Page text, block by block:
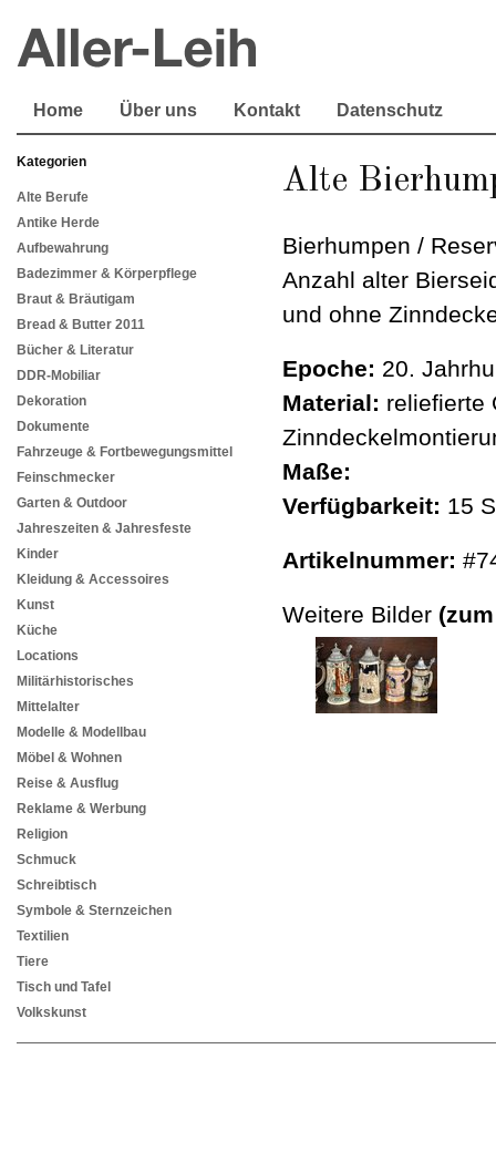
Home Über uns Kontakt Datenschutz
Kategorien
Alte Berufe
Antike Herde
Aufbewahrung
Badezimmer & Körperpflege
Braut & Bräutigam
Bread & Butter 2011
Bücher & Literatur
DDR-Mobiliar
Dekoration
Dokumente
Fahrzeuge & Fortbewegungsmittel
Feinschmecker
Garten & Outdoor
Jahreszeiten & Jahresfeste
Kinder
Kleidung & Accessoires
Kunst
Küche
Locations
Militärhistorisches
Mittelalter
Modelle & Modellbau
Möbel & Wohnen
Reise & Ausflug
Reklame & Werbung
Religion
Schmuck
Schreibtisch
Symbole & Sternzeichen
Textilien
Tiere
Tisch und Tafel
Volkskunst
Alte
Bierhumpen /
Anzahl alter
und ohne
Epoche: 20.
Material: reliefierte
Maße:
Verfügbarkeit: 15
Artikelnummer:
Weitere Bilder